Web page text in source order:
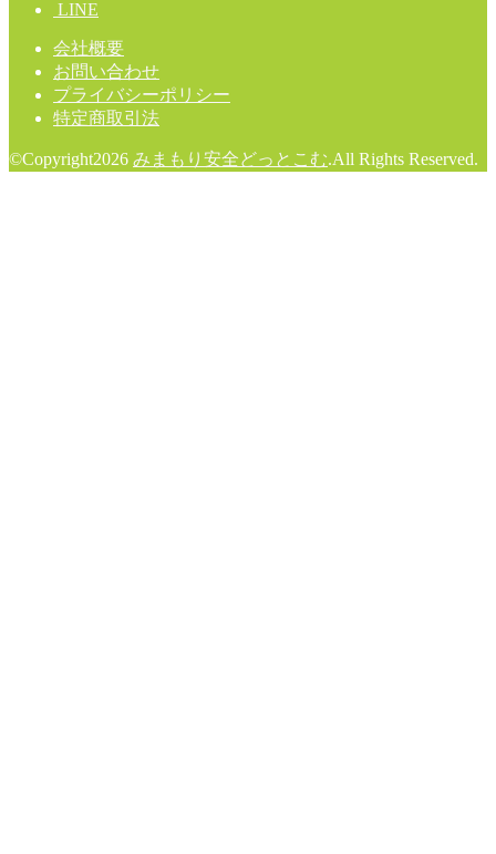
LINE
会社概要
お問い合わせ
プライバシーポリシー
特定商取引法
©Copyright2026 みまもり安全どっとこむ.All Rights Reserved.